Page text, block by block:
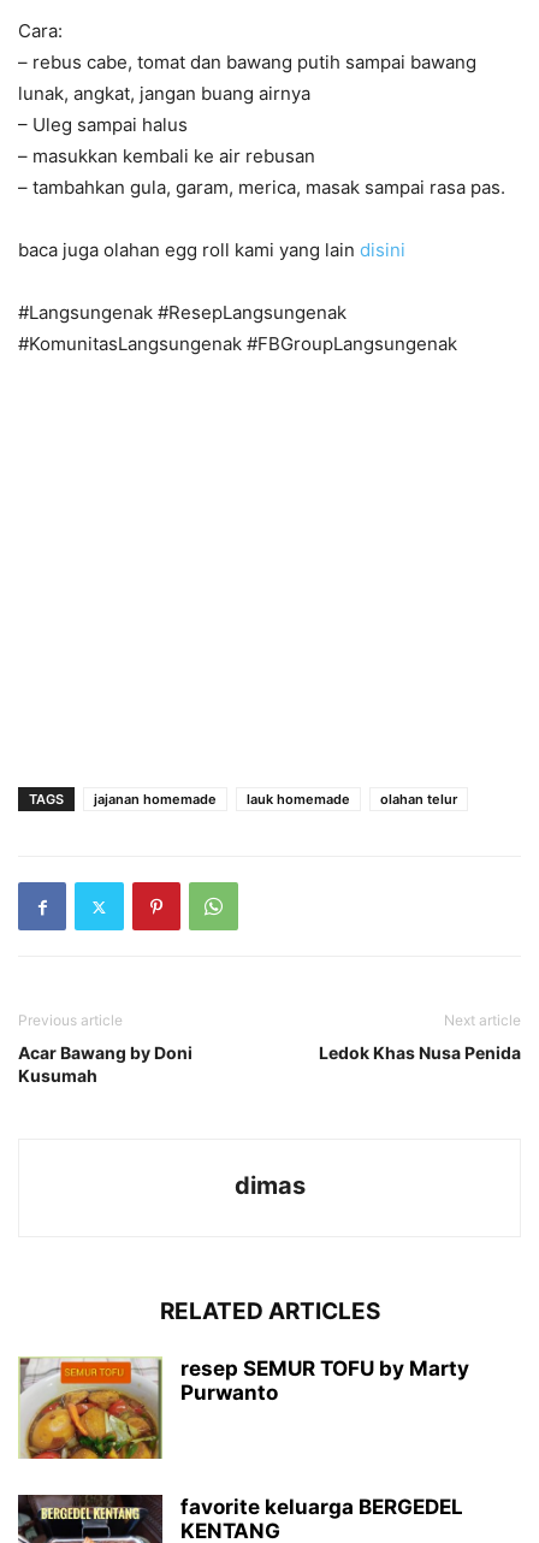
Cara:
– rebus cabe, tomat dan bawang putih sampai bawang
lunak, angkat, jangan buang airnya
– Uleg sampai halus
– masukkan kembali ke air rebusan
– tambahkan gula, garam, merica, masak sampai rasa pas.
baca juga olahan egg roll kami yang lain disini
#Langsungenak #ResepLangsungenak
#KomunitasLangsungenak #FBGroupLangsungenak
TAGS jajanan homemade lauk homemade olahan telur
Previous article
Acar Bawang by Doni
Kusumah
Next article
Ledok Khas Nusa Penida
dimas
RELATED ARTICLES
resep SEMUR TOFU by Marty
Purwanto
favorite keluarga BERGEDEL
KENTANG